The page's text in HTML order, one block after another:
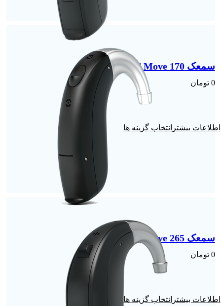
سمعک Move 170 | گوش چپ
0 تومان
انتخاب گزینه ها
سمعک Move 265 | گوش چپ
0 تومان
انتخاب گزینه ها